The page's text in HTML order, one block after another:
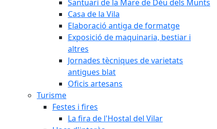
Santuari de la Mare de Déu dels Munts
Casa de la Vila
Elaboració antiga de formatge
Exposició de maquinaria, bestiar i
altres
Jornades tècniques de varietats
antigues blat
Oficis artesans
Turisme
Festes i fires
La fira de l'Hostal del Vilar